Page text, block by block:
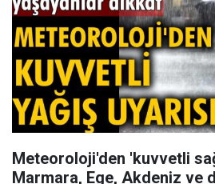
Meteoroloji'den 'kuvvetli
Marmara, Ege, Akdeniz ve